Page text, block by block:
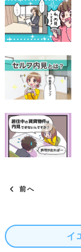
イ